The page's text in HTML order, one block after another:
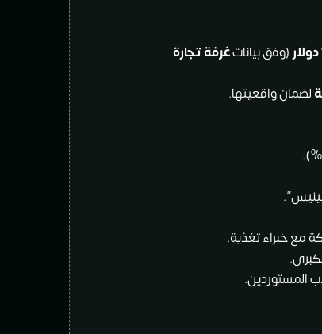
دولار(وفق بياناتغرفة تجارة
لضمان واقعيتها.
مع خبراء تغذية.
المستوردين.